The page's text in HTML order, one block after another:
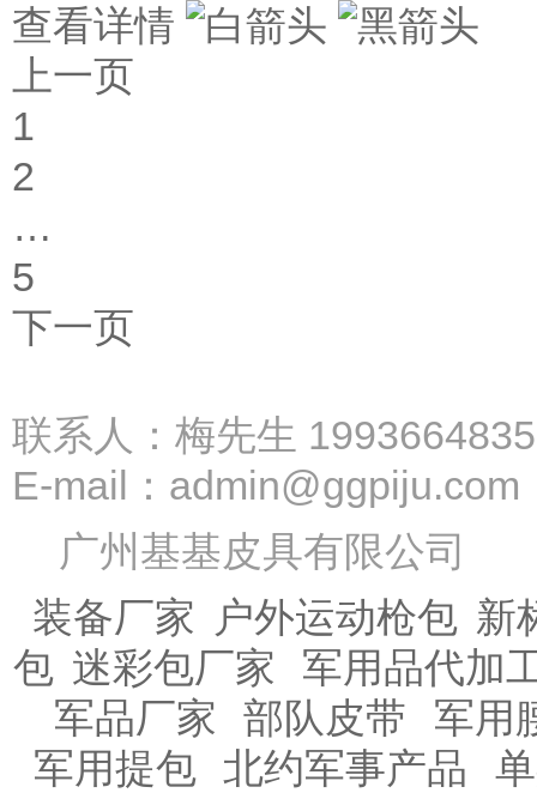
查看详情
上一页
1
2
…
5
下一页
联系人：梅先生
E-mail： admin@ggpiju.com
广州基基皮具有限公
装备厂家
户外运动枪包 新
包 迷彩包厂家
军用品代加
军品厂家
部队皮带
军用
军用提包 北约军事产品